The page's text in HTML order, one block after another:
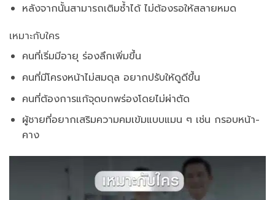
หลังจากนั้นสามารถเติมซ้ำได้ ไม่ต้องรอให้สลายหมด
เหมาะกับใคร
คนที่เริ่มมีอายุ ร่องลึกเพิ่มขึ้น
คนที่มีโครงหน้าไม่สมดุล อยากปรับให้ดูดีขึ้น
คนที่ต้องการแก้จุดบกพร่องโดยไม่ผ่าตัด
ผู้ชายที่อยากเสริมความคมเข้มแบบแมน ๆ เช่น กรอบหน้า-
คาง